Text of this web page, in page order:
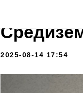
Речной
2025-08-14 17:54